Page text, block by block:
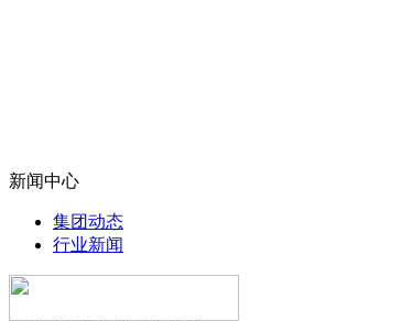
新闻中心
集团动态
行业新闻